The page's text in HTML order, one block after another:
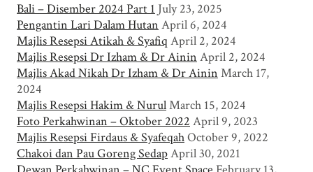
Bali – Disember 2024 Part 1 July 23, 2025
Pengantin Lari Dalam Hutan April 6, 2024
Majlis Resepsi Atikah & Syafiq April 2, 2024
Majlis Resepsi Dr Izham & Dr Ainin April 2, 2024
Majlis Akad Nikah Dr Izham & Dr Ainin March 17,
2024
Majlis Resepsi Hakim & NurulMarch 15, 2024
Foto Perkahwinan – Oktober 2022 April 9, 2023
Majlis Resepsi Firdaus & SyafeqahOctober 9, 2022
Chakoi dan Pau Goreng SedapApril 30, 2021